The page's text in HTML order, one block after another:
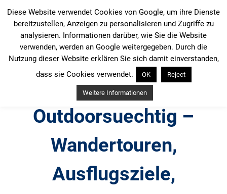
Inhalt
springen
Outdoorsuechtig –
Wandertouren,
Ausflugsziele,
Diese Website verwendet Cookies von Google, um ihre Dienste
bereitzustellen, Anzeigen zu personalisieren und Zugriffe zu
analysieren. Informationen darüber, wie Sie die Website
verwenden, werden an Google weitergegeben. Durch die
Nutzung dieser Website erklären Sie sich damit einverstanden,
dass sie Cookies verwendet.
OK Reject
Weitere Informationen